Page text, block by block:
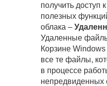
получить доступ
полезных
облака –
Удаленные
Корзине
все те файлы,
в процессе
непредвиденных